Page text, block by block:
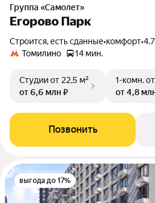
Группа «Самолет»
Егорово Парк
Строится, есть сданные•комфорт•
Томилино
14 мин.
Студииот 22,5 м²
от 6,6 млн ₽
1-комн.
от 4,8
Позвонить
выгода до 17%